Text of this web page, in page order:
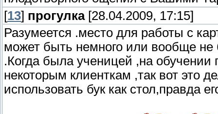
[13] прогулка[28.04.2009, 17:15]
Разумеется .место для работы с
может быть немного или вообще
.Когда была ученицей ,на
некоторым клиенткам ,так вот это
использовать бук как стол,правда